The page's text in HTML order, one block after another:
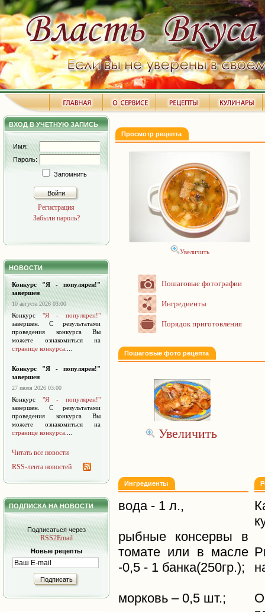
ВХОД В УЧЕТНУЮ ЗАПИСЬ
Имя:
Пароль:
Запомнить
Войти
Регистрация
Забыли пароль?
НОВОСТИ
Конкурс "Я - популярен!"
завершен
10 августа 2026 03:00
Конкурс "Я - популярен!"
завершен. С результатами
проведения конкурса Вы
можете ознакомиться на
странице конкурса
Конкурс "Я - популярен!"
завершен
27 июля 2026 03:00
Конкурс "Я - популярен!"
завершен. С результатами
проведения конкурса Вы
можете ознакомиться на
странице конкурса
Читать все новости
RSS-лента новостей
ПОДПИСКА НА НОВОСТИ
Подписаться через
RSS2Email
Новые рецепты
Подписать
Просмотр рецепта
Увеличить
Пошаговые фотографии
Ингредиенты
Порядок приготовления
Пошаговые фото рецепта
Увеличить
Ингредиенты
вода - 1 л.,
рыбные консервы в
томате или в масле
-0,5 - 1 банка(250гр.);
морковь – 0,5 шт.;